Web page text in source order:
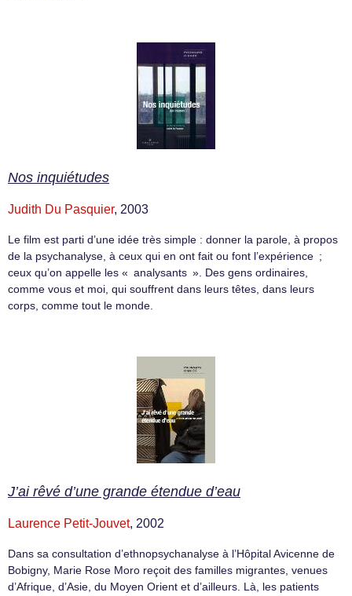
Nos inquiétudes
Judith Du Pasquier, 2003
Le film est parti d’une idée très simple : donner la parole, à propos
de la psychanalyse, à ceux qui en ont fait ou font l’expérience ;
ceux qu’on appelle les « analysants ». Des gens ordinaires,
comme vous et moi, qui souffrent dans leurs têtes, dans leurs
corps, comme tout le monde.
J’ai rêvé d’une grande étendue d’eau
Laurence Petit-Jouvet, 2002
Dans sa consultation d’ethnopsychanalyse à l’Hôpital Avicenne de
Bobigny, Marie Rose Moro reçoit des familles migrantes, venues
d’Afrique, d’Asie, du Moyen Orient et d’ailleurs. Là, les patients